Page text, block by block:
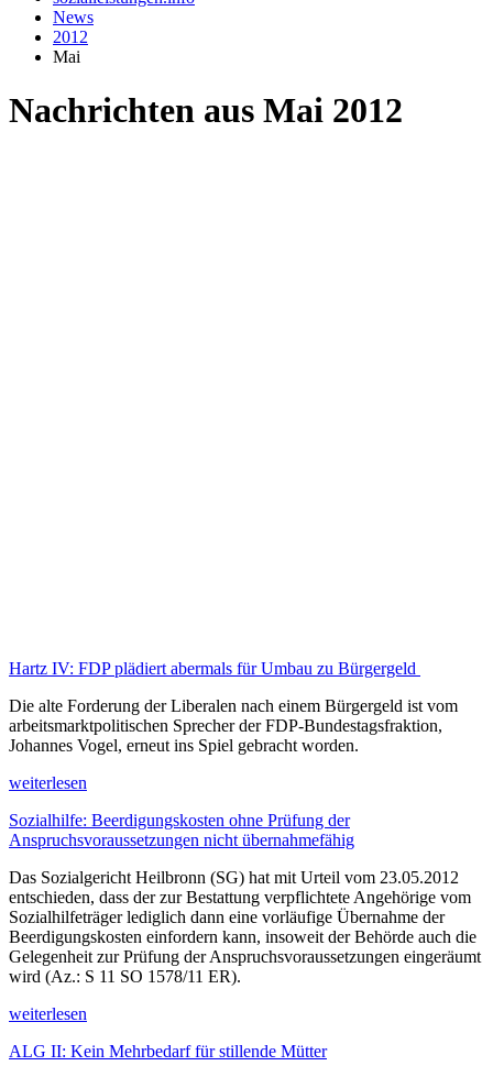
News
2012
Mai
Nachrichten aus Mai 2012
Hartz IV: FDP plädiert abermals für Umbau zu Bürgergeld
Die alte Forderung der Liberalen nach einem Bürgergeld ist vom
arbeitsmarktpolitischen Sprecher der FDP-Bundestagsfraktion,
Johannes Vogel, erneut ins Spiel gebracht worden.
weiterlesen
Sozialhilfe: Beerdigungskosten ohne Prüfung der
Anspruchsvoraussetzungen nicht übernahmefähig
Das Sozialgericht Heilbronn (SG) hat mit Urteil vom 23.05.2012
entschieden, dass der zur Bestattung verpflichtete Angehörige vom
Sozialhilfeträger lediglich dann eine vorläufige Übernahme der
Beerdigungskosten einfordern kann, insoweit der Behörde auch die
Gelegenheit zur Prüfung der Anspruchsvoraussetzungen eingeräumt
wird (Az.: S 11 SO 1578/11 ER).
weiterlesen
ALG II: Kein Mehrbedarf für stillende Mütter